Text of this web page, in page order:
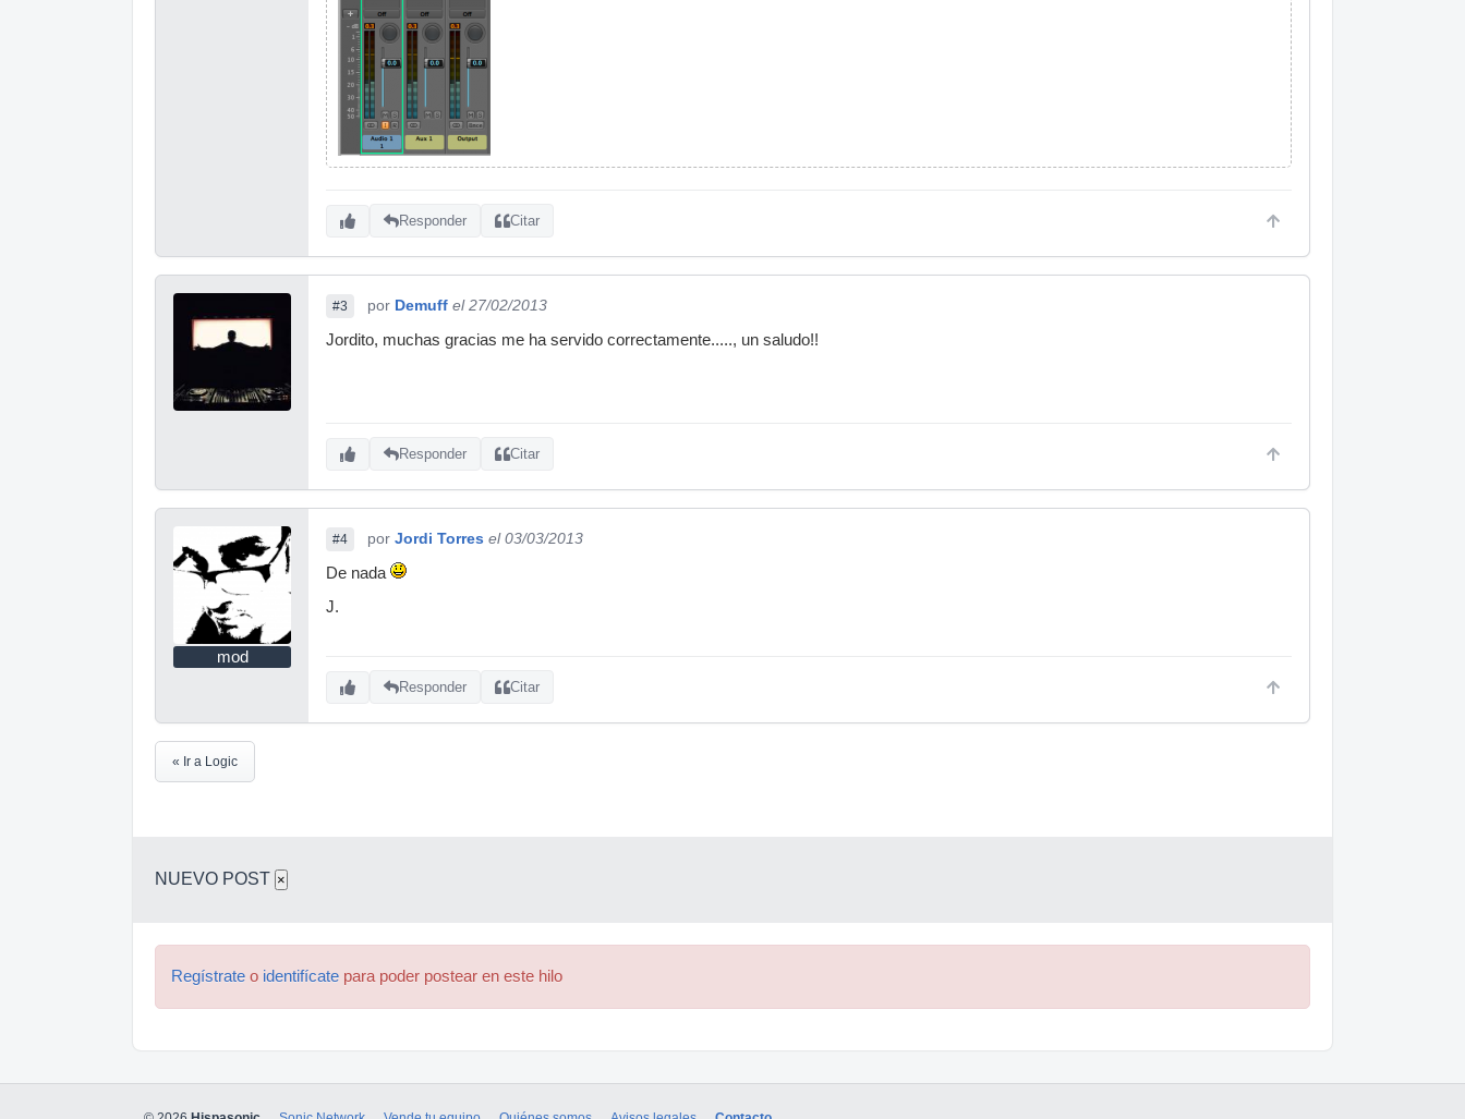
Responder Citar
#3 por Demuff el 27/02/2013
Jordito, muchas gracias me ha servido correctamente....., un saludo!!
Responder Citar
mod
#4 por Jordi Torres el 03/03/2013
De nada
J.
Responder Citar
« Ir a Logic
NUEVO POST ×
Regístrate o identifícate para poder postear en este hilo